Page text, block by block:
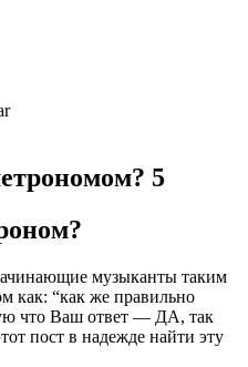
5
музыканты таким
как: “как же правильно
что Ваш ответ — ДА, так
пост в надежде найти эту